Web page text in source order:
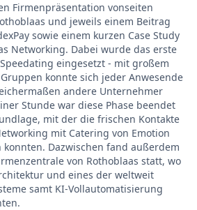
Firmenpräsentation vonseiten
und jeweils einem Beitrag
sowie einem kurzen Case Study
Networking. Dabei wurde das erste
eingesetzt - mit großem
konnte sich jeder Anwesende
andere Unternehmer
Stunde war diese Phase beendet
mit der die frischen Kontakte
mit Catering von Emotion
Dazwischen fand außerdem
von Rothoblaas statt, wo
und eines der weltweit
samt KI-Vollautomatisierung